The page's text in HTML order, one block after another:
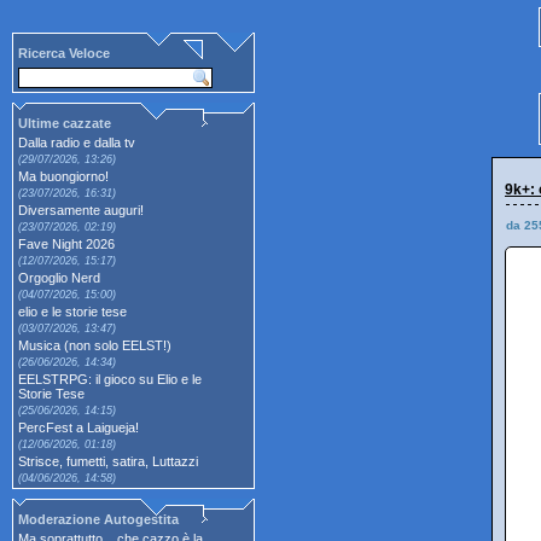
Ricerca Veloce
Ultime cazzate
Dalla radio e dalla tv
(29/07/2026, 13:26)
Ma buongiorno!
(23/07/2026, 16:31)
Diversamente auguri!
(23/07/2026, 02:19)
Fave Night 2026
(12/07/2026, 15:17)
Orgoglio Nerd
(04/07/2026, 15:00)
elio e le storie tese
(03/07/2026, 13:47)
Musica (non solo EELST!)
(26/06/2026, 14:34)
EELSTRPG: il gioco su Elio e le
Storie Tese
(25/06/2026, 14:15)
PercFest a Laigueja!
(12/06/2026, 01:18)
Strisce, fumetti, satira, Luttazzi
(04/06/2026, 14:58)
Moderazione Autogestita
9k+:
da